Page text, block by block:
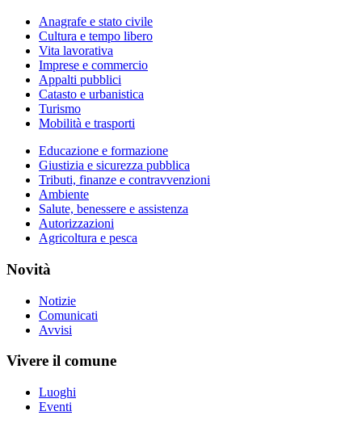
Anagrafe e stato civile
Cultura e tempo libero
Vita lavorativa
Imprese e commercio
Appalti pubblici
Catasto e urbanistica
Turismo
Mobilità e trasporti
Educazione e formazione
Giustizia e sicurezza pubblica
Tributi, finanze e contravvenzioni
Ambiente
Salute, benessere e assistenza
Autorizzazioni
Agricoltura e pesca
Novità
Notizie
Comunicati
Avvisi
Vivere il comune
Luoghi
Eventi